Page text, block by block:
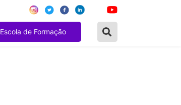
Escola de Formação